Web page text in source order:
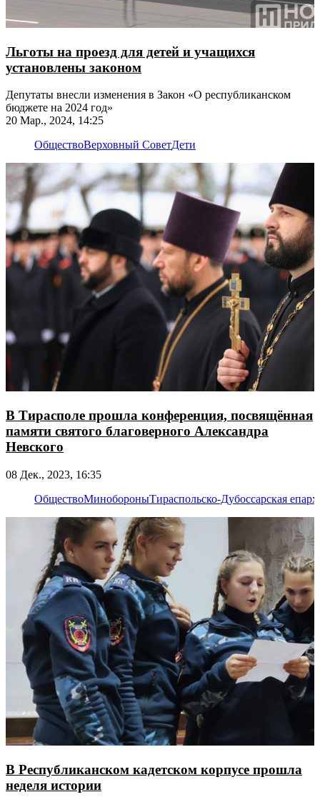
Льготы на проезд для детей и учащихся
установлены законом
Депутаты внесли изменения в Закон «О республиканском
бюджете на 2024 год»
20 Мар., 2024, 14:25
ОбществоВерховный СоветДети
В Тирасполе прошла конференция, посвящённая
памяти святого благоверного Александра
Невского
08 Дек., 2023, 16:35
ОбществоМинобороныТираспольско-Дубоссарская
В Республиканском кадетском корпусе прошла
неделя истории